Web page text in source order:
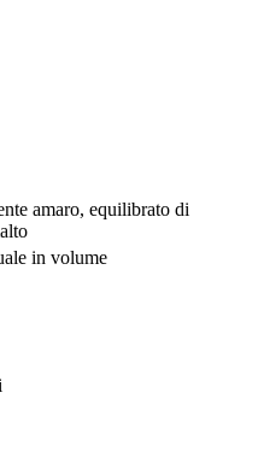
amaro, equilibrato di
in volume